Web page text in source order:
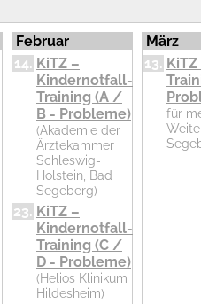
Februar
14. KiTZ –
Kindernotfall-
Training (A /
B - Probleme)
(Akademie der
Ärztekammer
Schleswig-
Holstein, Bad
Segeberg)
23. KiTZ –
Kindernotfall-
Training (C /
D - Probleme)
(Helios Klinikum
Hildesheim)
März
13.
für